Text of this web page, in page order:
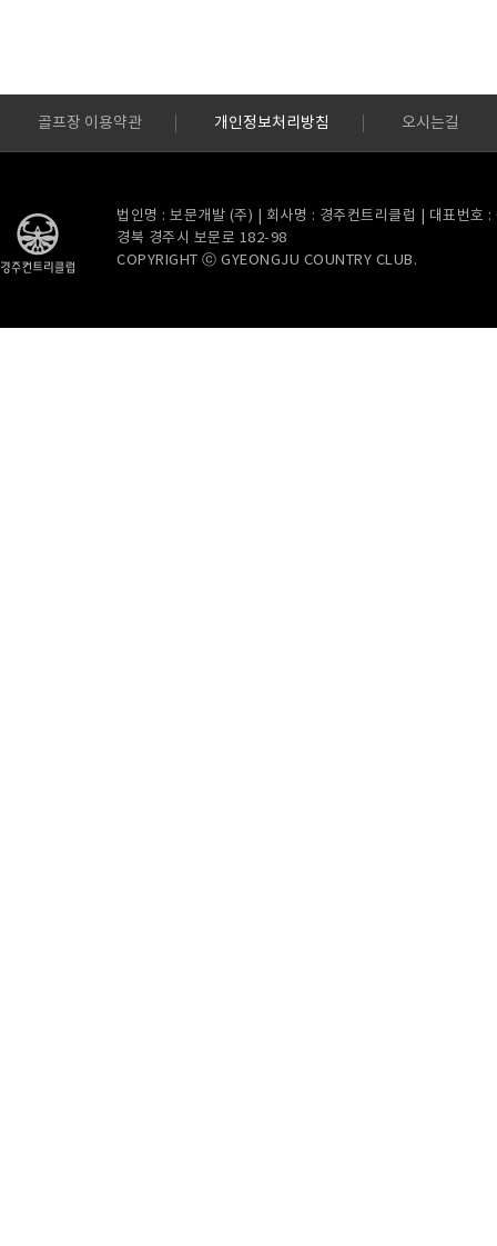
골프장 이용약관 개인정보처리방침 오시는길
법인명 : 보문개발 (주) | 회사명 : 경주컨트리클럽 | 대표번
경북 경주시 보문로 182-98
COPYRIGHT ⓒ GYEONGJU COUNTRY CLUB.